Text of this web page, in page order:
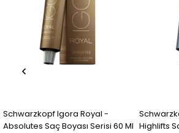
Royal -
Serisi 60 Ml
Schwarzkopf Igora Royal
Highlifts Saç Boya Serisi